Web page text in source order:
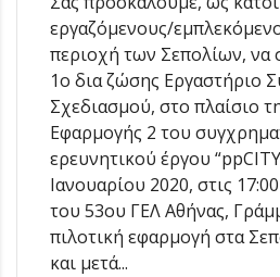
εργαζόμενους/
περιοχή των Σεπολίων, να
1ο δια ζώσης Εργαστήριο
Σχεδιασμού, στο πλαίσιο
Εφαρμογής 2 του
ερευνητικού έργου
Ιανουαρίου 2020, στις
του 53ου ΓΕΛ Αθήνας,
πιλοτική εφαρμογή στα
και μετά...